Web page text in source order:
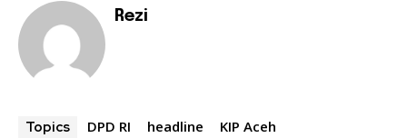
Rezi
Topics DPD RI headline KIP Aceh